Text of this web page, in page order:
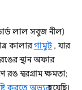
লাল সবুজ নীল)
কালারগামুট, যার
স্থান অফার
রঙ স্বরগ্রাম ক্ষমতা;
করতে অভ্যস্তহয়েছি।